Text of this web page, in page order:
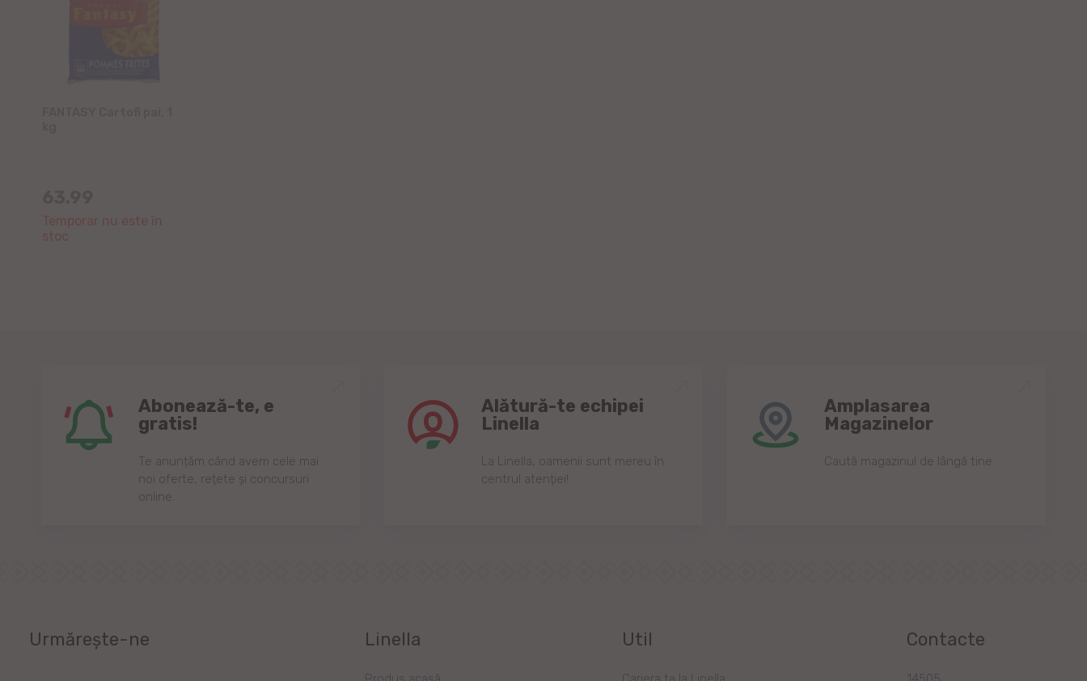
Temporar nu este în
stoc
Abonează-te, e
gratis!
Te anunțăm când avem cele mai
noi oferte, rețete și concursuri
online.
Alătură-te echipei
Linella
Lа Linellа, oаmenii sunt mereu în
centrul аtenției!
Amplasarea
Magazinelor
Caută magazinul de lângă tine.
Urmărește-ne Linella Util Contacte